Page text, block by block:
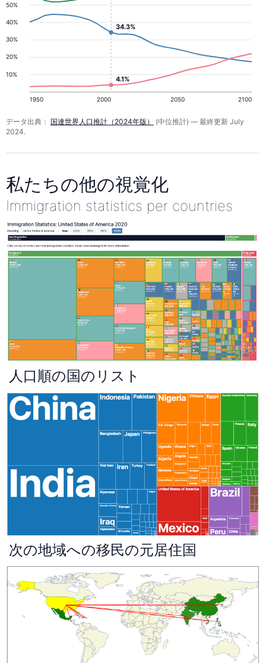
10%
20%
30%
40%
50%
1950 2000 2050 2100
34.3%
4.1%
データ出典： 国連世界人口推計（2024年版）
(中位推計) — 最終更新 July
2024.
私たちの他の視覚化
Immigration statistics per countries
人口順の国のリスト
次の地域への移民の元居住国